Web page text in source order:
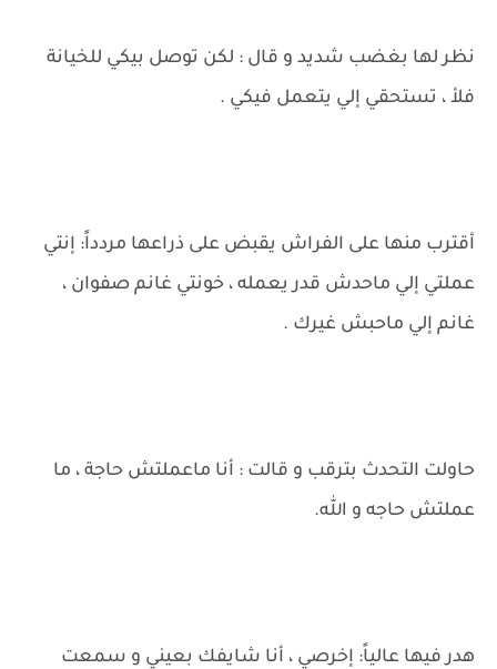
نظر لها بغضب شديد و قال : لكن توصل بيكي للخيانة
فلأ ، تستحقي إلي يتعمل فيكي .
أقترب منها على الفراش يقبض على ذراعها مردداً: إنتي
عملتي إلي ماحدش قدر يعمله ، خونتي غانم صفوان ،
غانم إلي ماحبش غيرك .
حاولت التحدث بترقب و قالت : أنا ماعملتش حاجة ، ما
عملتش حاجه و الله.
هدر فيها عالياً: إخرصي ، أنا شايفك بعيني و سمعت